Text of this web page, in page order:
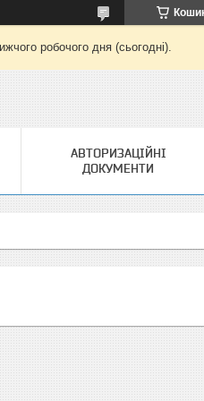
робочого дня (сьогодні).
АВТОРИЗАЦІЙНІ
ДОКУМЕНТИ